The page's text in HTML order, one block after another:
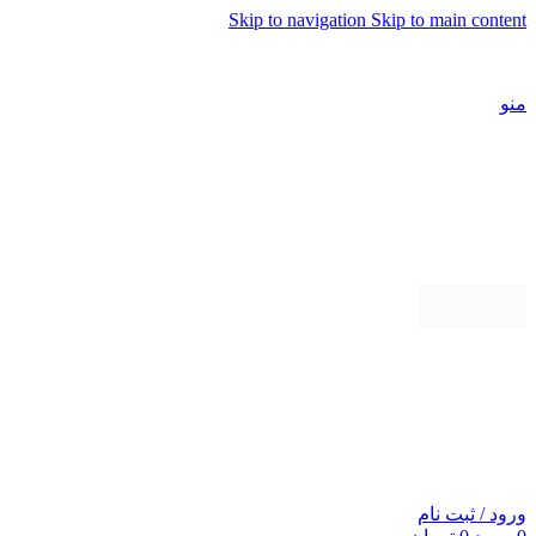
Skip to navigation Skip to main content
منو
ورود / ثبت نام